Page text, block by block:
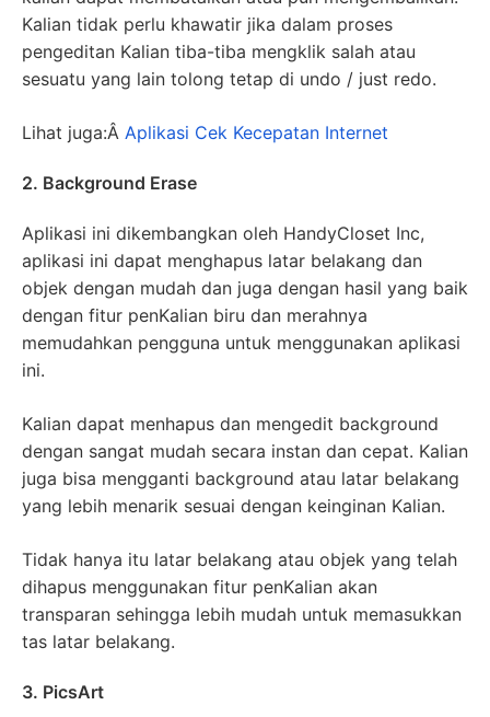
Kalian tidak perlu khawatir jika dalam proses
pengeditan Kalian tiba-tiba mengklik salah atau
sesuatu yang lain tolong tetap di undo / just redo.
Lihat juga:Â Aplikasi Cek Kecepatan Internet
2. Background Erase
Aplikasi ini dikembangkan oleh HandyCloset Inc,
aplikasi ini dapat menghapus latar belakang dan
objek dengan mudah dan juga dengan hasil yang baik
dengan fitur penKalian biru dan merahnya
memudahkan pengguna untuk menggunakan aplikasi
ini.
Kalian dapat menhapus dan mengedit background
dengan sangat mudah secara instan dan cepat. Kalian
juga bisa mengganti background atau latar belakang
yang lebih menarik sesuai dengan keinginan Kalian.
Tidak hanya itu latar belakang atau objek yang telah
dihapus menggunakan fitur penKalian akan
transparan sehingga lebih mudah untuk memasukkan
tas latar belakang.
3. PicsArt